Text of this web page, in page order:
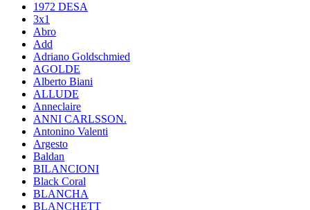
1972 DESA
3x1
Abro
Add
Adriano Goldschmied
AGOLDE
Alberto Biani
ALLUDE
Anneclaire
ANNI CARLSSON.
Antonino Valenti
Argesto
Baldan
BILANCIONI
Black Coral
BLANCHA
BLANCHETT